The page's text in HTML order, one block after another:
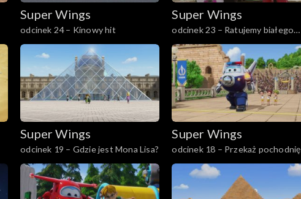
Super Wings
odcinek 24 – Kinowy hit
Super Wings
odcinek 23 – Ratujemy białego
słonia
Super Wings
odcinek 19 – Gdzie jest Mona Lisa?
Super Wings
odcinek 18 – Przekaż pochodnię